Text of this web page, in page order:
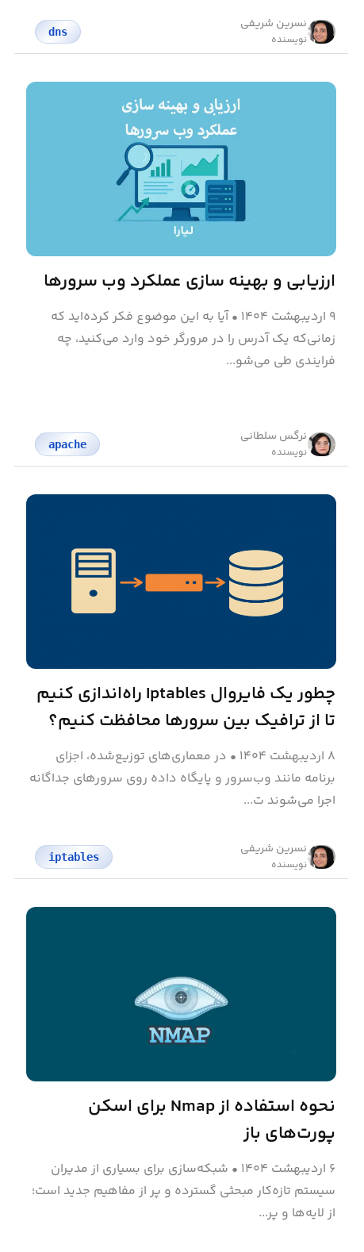
نسرین شریفی
نویسنده
dns
ارزیابی و بهینه‌ سازی عملکرد وب سرورها
۹ اردیبهشت ۱۴۰۴ •آیا به این موضوع فکر کرده‌اید که
زمانی‌که یک آدرس را در مرورگر خود وارد می‌کنید، چه
فرایندی طی می‌شو...
نرگس سلطانی
نویسنده
apache
چطور یک فایروال Iptables راه‌اندازی کنیم
تا از ترافیک بین سرورها محافظت کنیم؟
۸ اردیبهشت ۱۴۰۴ • در معماری‌های توزیع‌شده، اجزای
برنامه مانند وب‌سرور و پایگاه داده روی سرورهای جداگانه
اجرا می‌شوند ت...
نسرین شریفی
نویسنده
iptables
نحوه استفاده از Nmap برای اسکن
پورت‌های باز
۶ اردیبهشت ۱۴۰۴ • شبکه‌سازی برای بسیاری از مدیران
سیستم تازه‌کار مبحثی گسترده و پر از مفاهیم جدید است؛
از لایه‌ها و پر...